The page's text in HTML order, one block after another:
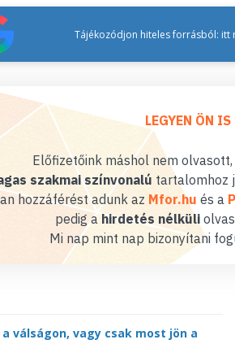
Tájékozódjon hiteles forrásból: itt
LEGYEN ÖN
Előfizetőink máshol nem
szakmai színvonalú tartalomhoz
hozzáférést adunk az Mfor.hu és a
pedig ahirdetés nélküli
Mi nap mint nap bizonyítani
válságon, vagy csak most jön a